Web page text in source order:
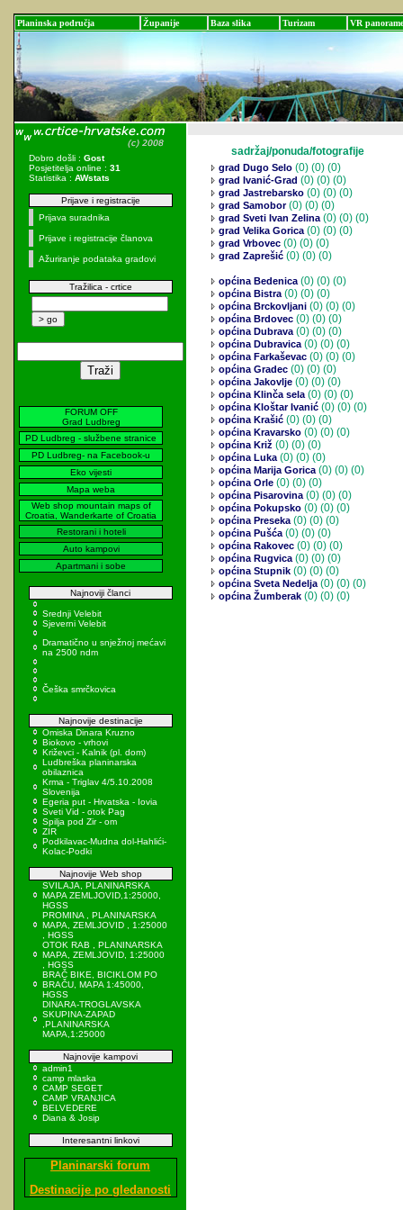
Planinska područja Županije Baza slika Turizam VR panorame
Dobro došli : Gost
Posjetitelja online : 31
Statistika : AWstats
Prijave i registracije
Prijava suradnika
Prijave i registracije članova
Ažuriranje podataka gradovi
Tražilica - crtice
FORUM OFF
Grad Ludbreg
PD Ludbreg - službene stranice
PD Ludbreg- na Facebook-u
Eko vijesti
Mapa weba
Web shop mountain maps of
Croatia, Wanderkarte of Croatia
Restorani i hoteli
Auto kampovi
Apartmani i sobe
Najnoviji članci
Srednji Velebit
Sjeverni Velebit
Dramatično u snježnoj mećavi
na 2500 ndm
Češka smrčkovica
Najnovije destinacije
Omiska Dinara Kruzno
Biokovo - vrhovi
Križevci - Kalnik (pl. dom)
Ludbreška planinarska
obilaznica
Krma - Triglav 4/5.10.2008
Slovenija
Egeria put - Hrvatska - Iovia
Sveti Vid - otok Pag
Spilja pod Zir - om
ZIR
Podkilavac-Mudna dol-Hahlići-
Kolac-Podki
Najnovije Web shop
SVILAJA, PLANINARSKA
MAPA ZEMLJOVID,1:25000,
HGSS
PROMINA , PLANINARSKA
MAPA, ZEMLJOVID , 1:25000
, HGSS
OTOK RAB , PLANINARSKA
MAPA, ZEMLJOVID, 1:25000
, HGSS
BRAČ BIKE, BICIKLOM PO
BRAČU, MAPA 1:45000,
HGSS
DINARA-TROGLAVSKA
SKUPINA-ZAPAD
,PLANINARSKA
MAPA,1:25000
Najnovije kampovi
admin1
camp mlaska
CAMP SEGET
CAMP VRANJICA
BELVEDERE
Diana & Josip
Interesantni linkovi
Planinarski forum
Destinacije po gledanosti
sadržaj/ponuda/fotografije
grad Dugo Selo (0) (0) (0)
grad Ivanić-Grad (0) (0) (0)
grad Jastrebarsko (0) (0) (0)
grad Samobor(0) (0) (0)
grad Sveti Ivan Zelina(0) (0) (0)
grad Velika Gorica(0) (0) (0)
grad Vrbovec (0) (0) (0)
grad Zaprešić (0) (0) (0)
općina Bedenica(0) (0) (0)
općina Bistra(0) (0) (0)
općina Brckovljani (0) (0) (0)
općina Brdovec (0) (0) (0)
općina Dubrava(0) (0) (0)
općina Dubravica(0) (0) (0)
općina Farkaševac (0) (0) (0)
općina Gradec (0) (0) (0)
općina Jakovlje (0) (0) (0)
općina Klinča sela(0) (0) (0)
općina Kloštar Ivanić (0) (0) (0)
općina Krašić (0) (0) (0)
općina Kravarsko (0) (0) (0)
općina Križ (0) (0) (0)
općina Luka(0) (0) (0)
općina Marija Gorica(0) (0) (0)
općina Orle (0) (0) (0)
općina Pisarovina(0) (0) (0)
općina Pokupsko (0) (0) (0)
općina Preseka(0) (0) (0)
općina Pušća(0) (0) (0)
općina Rakovec (0) (0) (0)
općina Rugvica(0) (0) (0)
općina Stupnik (0) (0) (0)
općina Sveta Nedelja(0) (0) (0)
općina Žumberak (0) (0) (0)